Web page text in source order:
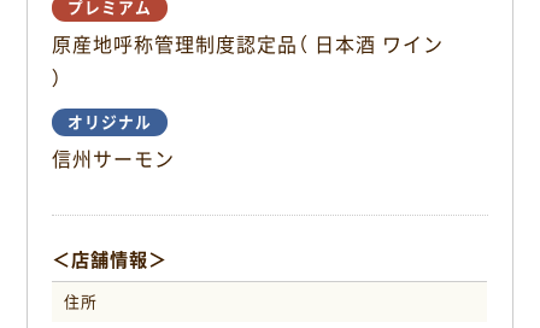
o
k
プレミアム
原産地呼称管理制度認定品（ 日本酒 ワイン
）
オリジナル
信州サーモン
＜店舗情報＞
住所